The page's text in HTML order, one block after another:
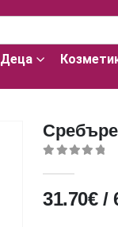
Деца
31.70€ /